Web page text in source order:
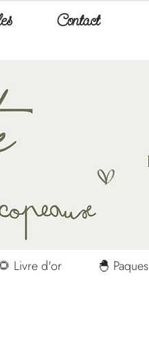
Contact
Livre d'or 🐣 Paques